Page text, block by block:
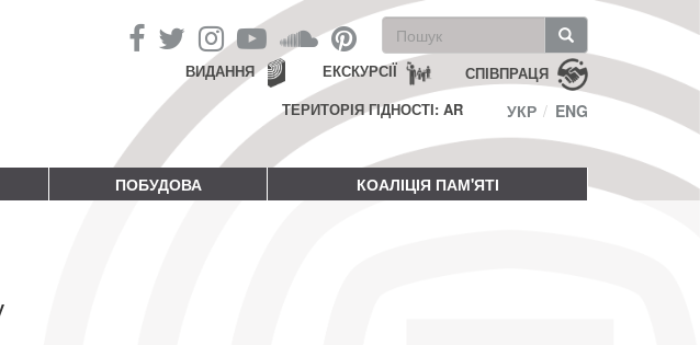
Пошукова
форма
Пошук СПІВПРАЦЯ
ЕКСКУРСІЇ
ВИДАННЯ
ТЕРИТОРІЯ ГІДНОСТІ: AR
УКР ENG
ПОБУДОВА КОАЛІЦІЯ ПАМ'ЯТІ